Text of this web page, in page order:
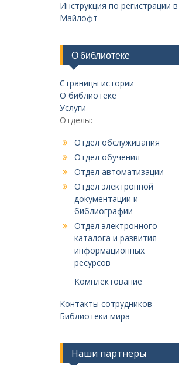
Инструкция по регистрации в
Майлофт
О библиотеке
Страницы истории
О библиотеке
Услуги
Отделы:
Отдел обслуживания
Отдел обучения
Отдел автоматизации
Отдел электронной
документации и
библиографии
Отдел электронного
каталога и развития
информационных
ресурсов
Комплектование
Контакты сотрудников
Библиотеки мира
Наши партнеры